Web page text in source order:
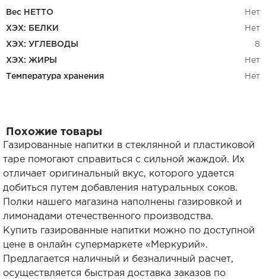
Вес НЕТТО Нет
ХЭХ: БЕЛКИ Нет
ХЭХ: УГЛЕВОДЫ 8
ХЭХ: ЖИРЫ Нет
Температура хранения Нет
Похожие товары
Газированные напитки в стеклянной и пластиковой
таре помогают справиться с сильной жаждой. Их
отличает оригинальный вкус, которого удается
добиться путем добавления натуральных соков.
Полки нашего магазина наполнены газировкой и
лимонадами отечественного производства.
Купить газированные напитки можно по доступной
цене в онлайн супермаркете «Меркурий».
Предлагается наличный и безналичный расчет,
осуществляется быстрая доставка заказов по